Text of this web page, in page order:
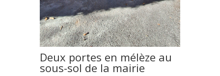
Deux portes en mélèze au
sous-sol de la mairie